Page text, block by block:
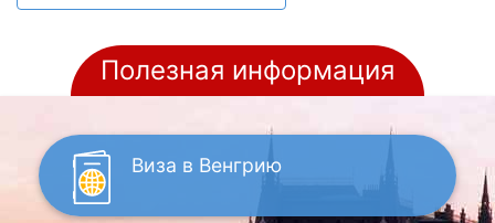
Полезная информация
Виза в Венгрию